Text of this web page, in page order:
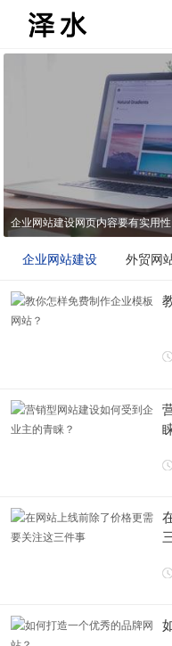
企业网站建设网页内容要有实用性
企业网站建设 外贸网